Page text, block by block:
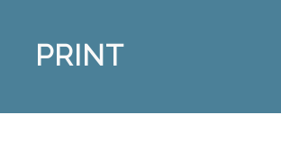
PRINT